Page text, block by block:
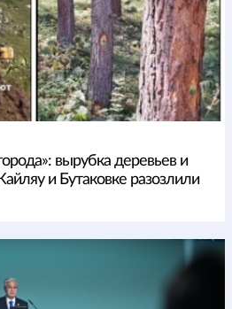
вырубка деревьев и
и Бутаковке разозлили